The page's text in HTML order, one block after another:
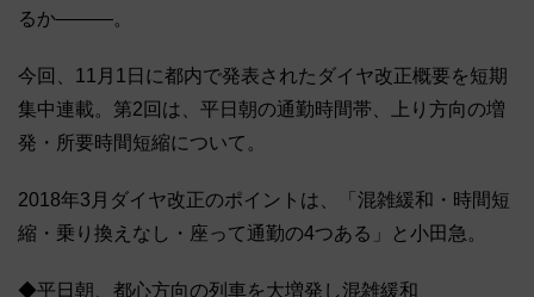
るか―――。
今回、11月1日に都内で発表されたダイヤ改正概要を短期
集中連載。第2回は、平日朝の通勤時間帯、上り方向の増
発・所要時間短縮について。
2018年3月ダイヤ改正のポイントは、「混雑緩和・時間短
縮・乗り換えなし・座って通勤の4つある」と小田急。
◆平日朝、都心方向の列車を大増発し混雑緩和